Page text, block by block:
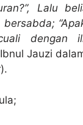
Lalu
bersabda;
dengan
Jauzi